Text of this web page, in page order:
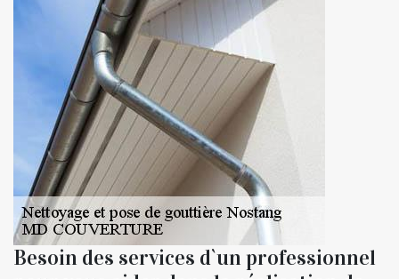
Besoin des services d`un professionnel